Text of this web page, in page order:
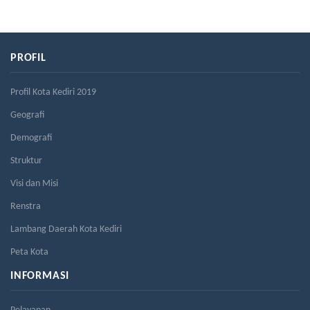
PROFIL
Profil Kota Kediri 2019
Geografi
Demografi
Struktur
Visi dan Misi
Renstra
Lambang Daerah Kota Kediri
Peta Kota
INFORMASI